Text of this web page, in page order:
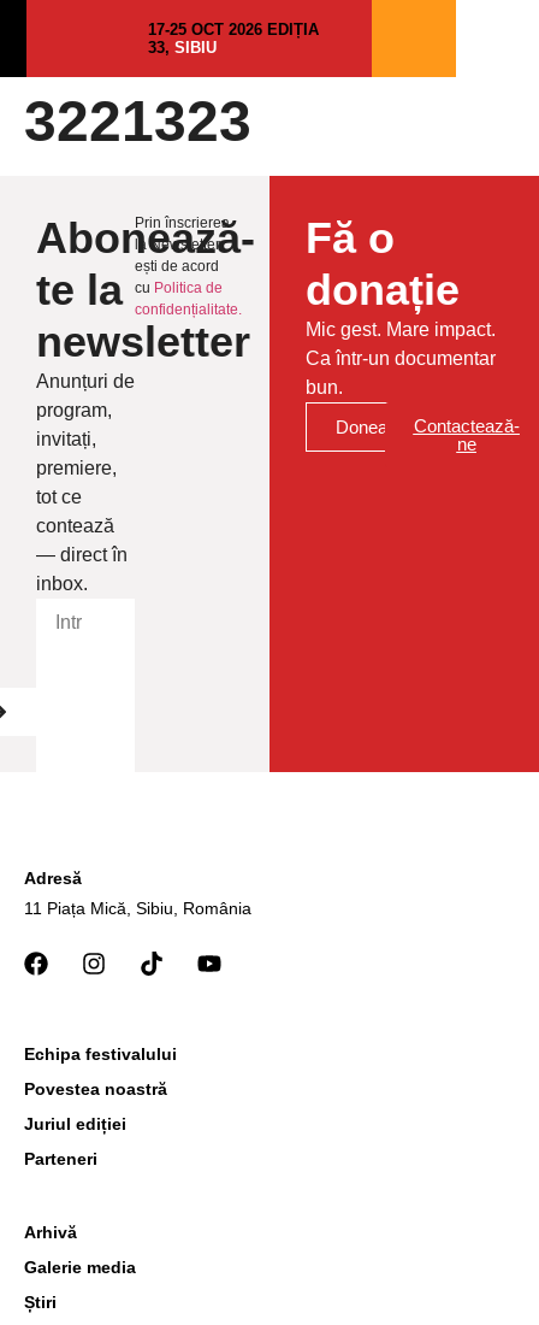
17-25 OCT 2026 EDIȚIA
33, SIBIU
3221323
Abonează-
te la
newsletter
Anunțuri de
program,
invitați,
premiere,
tot ce
contează
— direct în
inbox.
Prin înscrierea
la Newsletter
ești de acord
cu Politica de
confidențialitate.
Fă o
donație
Mic gest. Mare impact.
Ca într-un documentar
bun.
Donează
Contactează-
ne
Adresă
11 Piața Mică, Sibiu, România
Arhivă
Galerie media
Știri
Echipa festivalului
Povestea noastră
Juriul ediției
Parteneri